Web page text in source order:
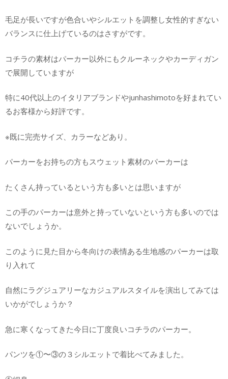
毛足が長いですが色合いやシルエットを調整し女性的すぎない
バランスに仕上げているのはさすがです。
コチラの素材はパーカー以外にもクルーネックやカーディガン
で展開していますが
特に40代以上のイタリアブランドやjunhashimotoを好まれてい
るお客様から好評です。
※既に完売サイズ、カラーなどあり。
パーカーをお持ちの方もスウェット素材のパーカーは
たくさん持っているという方も多いとは思いますが
この手のパーカーは意外と持っていないという方も多いのでは
ないでしょうか。
このように見た目から冬向けの表情ある生地感のパーカーは取
り入れて
自然にラグジュアリーなカジュアルスタイルを演出してみては
いかがでしょうか？
急に寒くなってきた今日に丁度良いコチラのパーカー。
パンツを①〜③の３シルエットで着比べてみました。